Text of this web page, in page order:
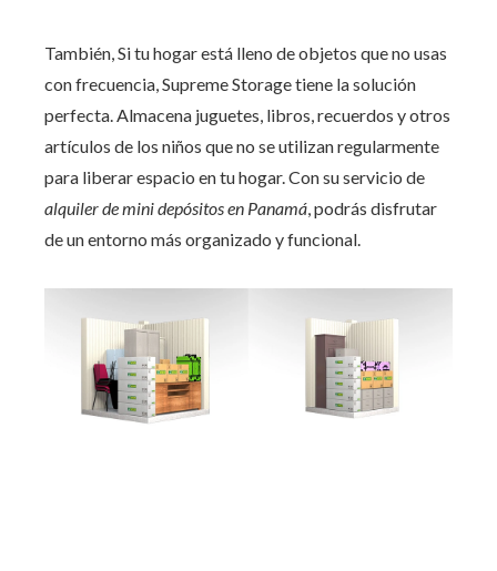
También, Si tu hogar está lleno de objetos que no usas
con frecuencia, Supreme Storage tiene la solución
perfecta. Almacena juguetes, libros, recuerdos y otros
artículos de los niños que no se utilizan regularmente
para liberar espacio en tu hogar. Con su servicio de
alquiler de mini depósitos en Panamá, podrás disfrutar
de un entorno más organizado y funcional.